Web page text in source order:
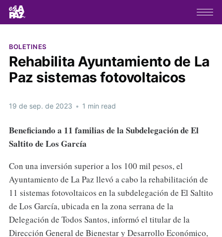
BOLETINES
Rehabilita Ayuntamiento de La
Paz sistemas fotovoltaicos
19 de sep. de 2023 • 1 min read
Beneficiando a 11 familias de la Subdelegación de El
Saltito de Los García
Con una inversión superior a los 100 mil pesos, el
Ayuntamiento de La Paz llevó a cabo la rehabilitación de
11 sistemas fotovoltaicos en la subdelegación de El Saltito
de Los García, ubicada en la zona serrana de la
Delegación de Todos Santos, informó el titular de la
Dirección General de Bienestar y Desarrollo Económico,